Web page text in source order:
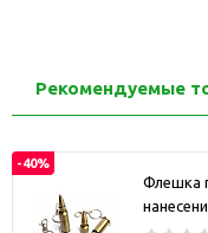
Рекомендуемые
-40%
Флешка